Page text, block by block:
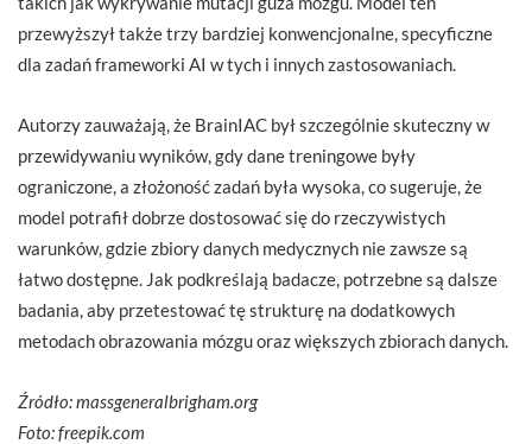
przewyższył także trzy bardziej konwencjonalne, specyficzne
dla zadań frameworki AI w tych i innych zastosowaniach.
Autorzy zauważają, że BrainIAC był szczególnie skuteczny w
przewidywaniu wyników, gdy dane treningowe były
ograniczone, a złożoność zadań była wysoka, co sugeruje, że
model potrafił dobrze dostosować się do rzeczywistych
warunków, gdzie zbiory danych medycznych nie zawsze są
łatwo dostępne. Jak podkreślają badacze, potrzebne są dalsze
badania, aby przetestować tę strukturę na dodatkowych
metodach obrazowania mózgu oraz większych zbiorach danych.
Źródło: massgeneralbrigham.org
Foto: freepik.com